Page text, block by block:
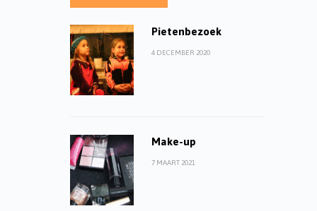
Pietenbezoek
4 DECEMBER 2020
Make-up
7 MAART 2021